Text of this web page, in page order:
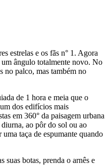
estrelas e os fãs n° 1. Agora
ângulo totalmente novo. No
no palco, mas também no
de 1 hora e meia que o
dos edifícios mais
em 360° da paisagem urbana
ao pôr do sol ou ao
taça de espumante quando
suas botas, prenda o arnês e